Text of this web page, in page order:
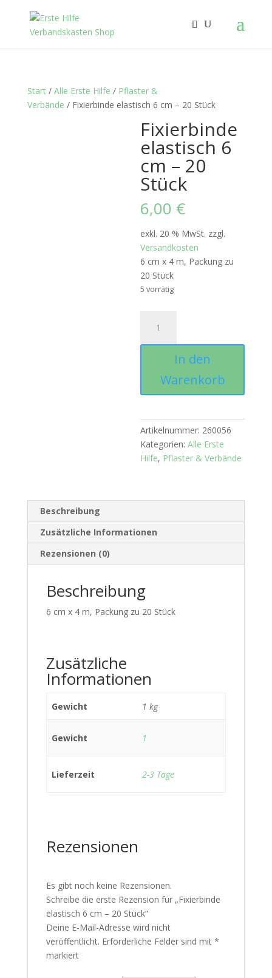
Start/ Alle Erste Hilfe / Pflaster &
Verbände / Fixierbinde elastisch 6 cm – 20 Stück
Fixierbinde
elastisch 6
cm – 20
Stück
6,00 €
exkl. 20 % MwSt. zzgl.
Versandkosten
6 cm x 4 m, Packung zu
20 Stück
5 vorrätig
elastisch
6
In den
Warenkorb
Artikelnummer: 260056
Kategorien:Alle Erste
Hilfe, Pflaster & Verbände
Beschreibung
Zusätzliche Informationen
Rezensionen (0)
Beschreibung
6 cm x 4 m, Packung zu 20 Stück
Zusätzliche
Informationen
Gewicht 1 kg
Gewicht 1
Lieferzeit 2-3 Tage
Rezensionen
Es gibt noch keine Rezensionen.
Schreibe die erste Rezension für „Fixierbinde
elastisch 6 cm – 20 Stück“
Deine E-Mail-Adresse wird nicht
veröffentlicht. Erforderliche Felder sind mit *
markiert